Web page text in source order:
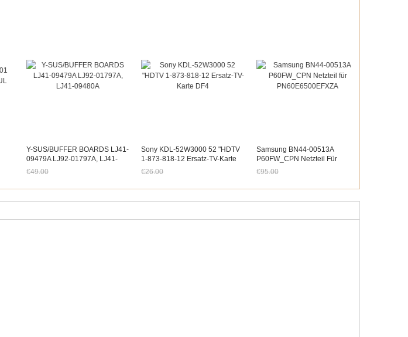
Y-SUS/BUFFER BOARDS LJ41-
09479A LJ92-01797A, LJ41-
09480A
€49.00
Sony KDL-52W3000 52 "HDTV
1-873-818-12 Ersatz-TV-Karte
DF4
€26.00
Samsung BN44-00513A
P60FW_CPN Netzteil Für
PN60E6500EFXZA
€95.00